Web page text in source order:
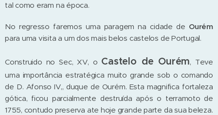
tal como eram na época.
No regresso faremos uma paragem na cidade de Ourém
para uma visita a um dos mais belos castelos de Portugal.
Construido no Sec, XV, o Castelo de Ourém, Teve
uma importância estratégica muito grande sob o comando
de D. Afonso IV,, duque de Ourém. Esta magnifica fortaleza
gótica, ficou parcialmente destruída após o terramoto de
1755, contudo preserva ate hoje grande parte da sua beleza.